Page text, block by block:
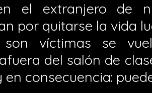
el extranjero de
por quitarse la vida
víctimas se
del salón de
en consecuencia: